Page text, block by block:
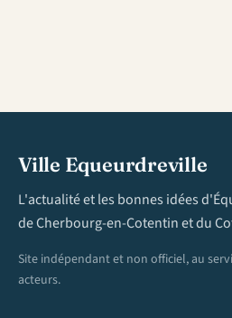
Ville Equeurdreville
L'actualité et les bonnes idées
de Cherbourg-en-Cotentin et du
Site indépendant et non officiel, au
acteurs.